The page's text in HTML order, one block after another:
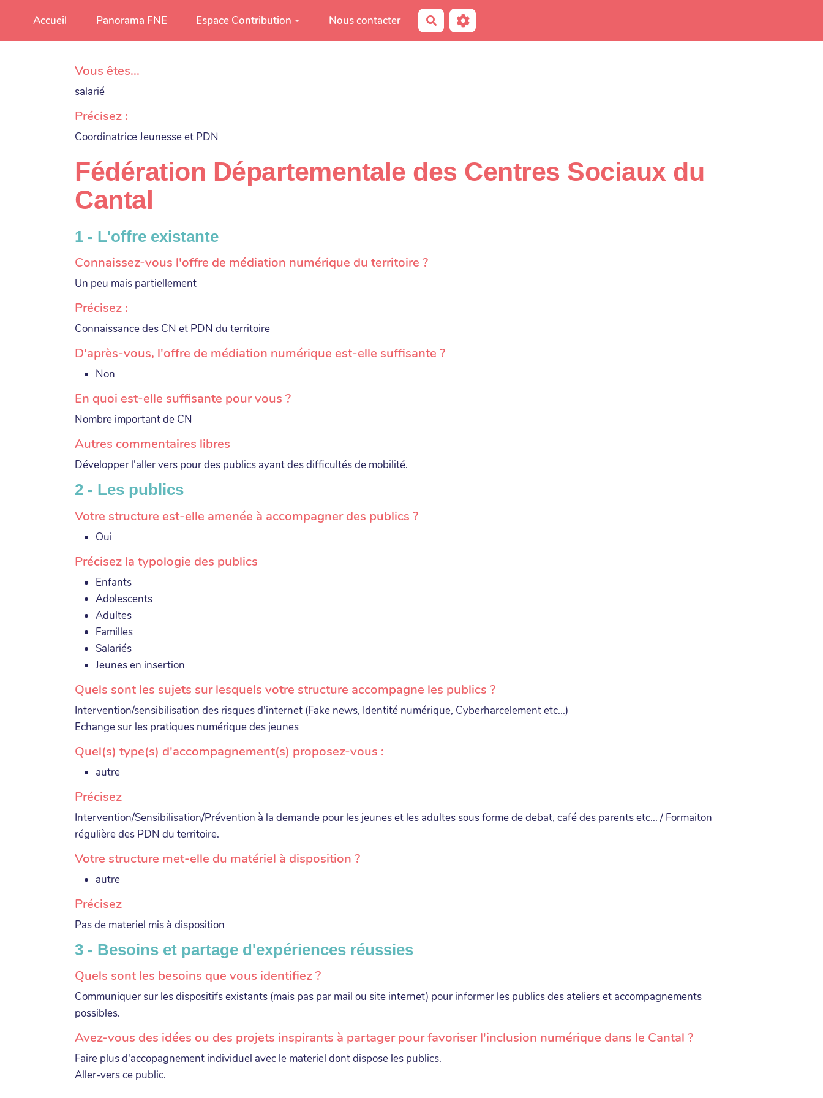
Aller au contenu principal
Accueil Panorama FNE Espace Contribution Nous contacter Rechercher
Vous êtes...
salarié
Précisez :
Coordinatrice Jeunesse et PDN
Fédération Départementale des Centres Sociaux du
Cantal
1 - L'offre existante
Connaissez-vous l'offre de médiation numérique du territoire ?
Un peu mais partiellement
Précisez :
Connaissance des CN et PDN du territoire
D'après-vous, l'offre de médiation numérique est-elle suffisante ?
Non
En quoi est-elle suffisante pour vous ?
Nombre important de CN
Autres commentaires libres
Développer l'aller vers pour des publics ayant des difficultés de mobilité.
2 - Les publics
Votre structure est-elle amenée à accompagner des publics ?
Oui
Précisez la typologie des publics
Enfants
Adolescents
Adultes
Familles
Salariés
Jeunes en insertion
Quels sont les sujets sur lesquels votre structure accompagne les publics ?
Intervention/sensibilisation des risques d'internet (Fake news, Identité numérique, Cyberharcelement etc...)
Echange sur les pratiques numérique des jeunes
Quel(s) type(s) d'accompagnement(s) proposez-vous :
autre
Précisez
Intervention/Sensibilisation/Prévention à la demande pour les jeunes et les adultes sous forme de debat, café des parents etc... / Formaiton
régulière des PDN du territoire.
Votre structure met-elle du matériel à disposition ?
autre
Précisez
Pas de materiel mis à disposition
3 - Besoins et partage d'expériences réussies
Quels sont les besoins que vous identifiez ?
Communiquer sur les dispositifs existants (mais pas par mail ou site internet) pour informer les publics des ateliers et accompagnements
possibles.
Avez-vous des idées ou des projets inspirants à partager pour favoriser l'inclusion numérique dans le Cantal ?
Faire plus d'accopagnement individuel avec le materiel dont dispose les publics.
Aller-vers ce public.